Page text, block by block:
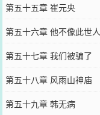
第五十五章 崔元央
第五十六章 他不像此世人
第五十七章 我们被骗了
第五十八章 风雨山神庙
第五十九章 韩无病